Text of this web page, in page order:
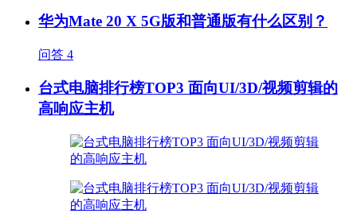
华为Mate 20 X 5G版和普通版有什么区别？
问答 4
台式电脑排行榜TOP3 面向UI/3D/视频剪辑的
高响应主机